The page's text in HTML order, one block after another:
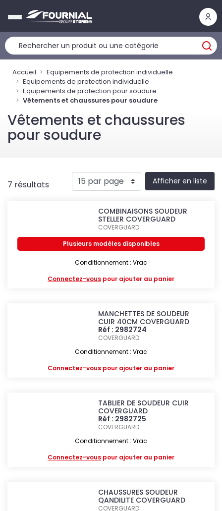
Accueil
Equipements de protection individuelle
Equipements de protection individuelle
Equipements de protection pour soudure
Vêtements et chaussures pour soudure
Vêtements et chaussures
pour soudure
7 résultats Afficher en liste
COMBINAISONS SOUDEUR
STELLER COVERGUARD
COVERGUARD
Plusieurs modèles disponibles
Conditionnement : Vrac
Connectez-vous pour ajouter au panier
MANCHETTES DE SOUDEUR
CUIR 40CM COVERGUARD
Réf : 2982724
COVERGUARD
Conditionnement : Vrac
Connectez-vous pour ajouter au panier
TABLIER DE SOUDEUR CUIR
COVERGUARD
Réf : 2982725
COVERGUARD
Conditionnement : Vrac
Connectez-vous pour ajouter au panier
CHAUSSURES SOUDEUR
QANDILITE COVERGUARD
COVERGUARD